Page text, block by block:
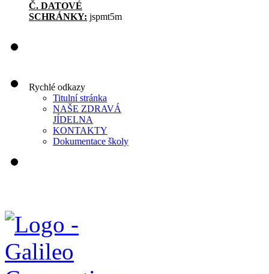
Č. DATOVÉ
SCHRÁNKY: jspmt5m
Rychlé odkazy
Titulní stránka
NAŠE ZDRAVÁ
JÍDELNA
KONTAKTY
Dokumentace školy